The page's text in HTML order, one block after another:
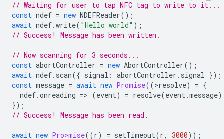
// Waiting for user to tap NFC tag to write to it...
const ndef = new NDEFReader();
await ndef.write( "Hello world" );
// Success! Message has been written.
// Now scanning for 3 seconds...
const abortController = new AbortController();
await ndef. scan({ signal : abortController . signal });
const message = await new Promise((>resolve) = {
ndef.onreading => (event) = resolve(event.message
});
// Success! Message has been read.
await new Pro>mise((r) = setTimeout(r, 3000));